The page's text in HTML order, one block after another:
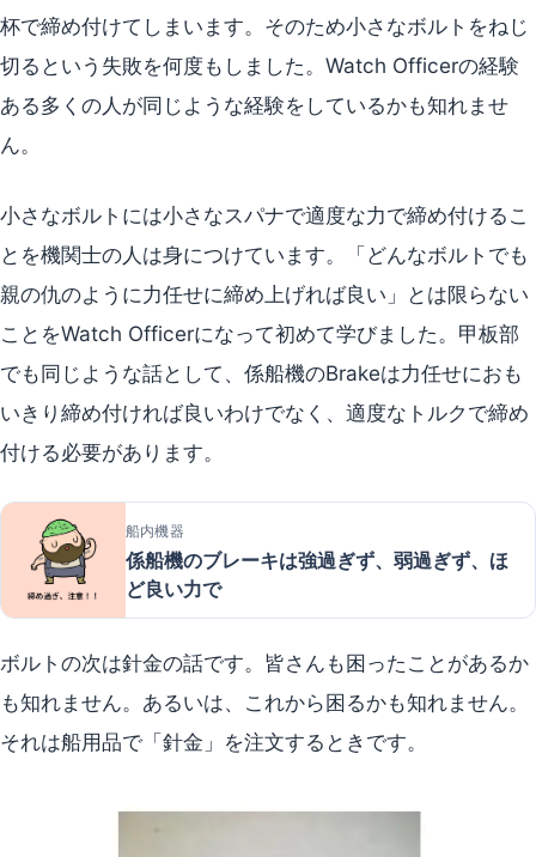
杯で締め付けてしまいます。そのため小さなボルトをねじ
切るという失敗を何度もしました。Watch Officerの経験
ある多くの人が同じような経験をしているかも知れませ
ん。
小さなボルトには小さなスパナで適度な力で締め付けるこ
とを機関士の人は身につけています。「どんなボルトでも
親の仇のように力任せに締め上げれば良い」とは限らない
ことをWatch Officerになって初めて学びました。甲板部
でも同じような話として、係船機のBrakeは力任せにおも
いきり締め付ければ良いわけでなく、適度なトルクで締め
付ける必要があります。
船内機器
係船機のブレーキは強過ぎず、弱過ぎず、ほ
ど良い力で
ボルトの次は針金の話です。皆さんも困ったことがあるか
も知れません。あるいは、これから困るかも知れません。
それは船用品で「針金」を注文するときです。